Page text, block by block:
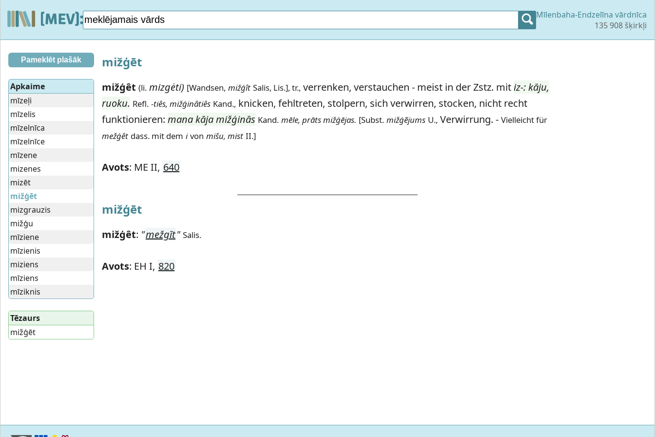
Mīlenbaha-Endzelīna vārdnīca
135 908 šķirkļi
mižģēt
mižģêt (li. mizgėti) [Wandsen, mižģît Salis, Lis.], tr., verrenken, verstauchen - meist in der Zstz. mitiz-: kāju,
ruoku. Refl. -tiês, mižģinâtiês Kand., knicken, fehltreten, stolpern, sich verwirren, stocken, nicht recht
funktionieren: mana kāja mižģinās Kand. mēle, prāts mižģējas. [Subst. mižģẽjums U., Verwirrung. - Vielleicht für
mežģêt dass. mit dem i von mišu, mist II.]
Avots: ME II, 640
mižģēt
mižģêt: "mežgīt" Salis.
Avots: EH I, 820
Pameklēt plašāk
Apkaime
mīzeļi
mīzelis
mīzelnīca
mīzelnīce
mīzene
mizenes
mizēt
mižģēt
mizgrauzis
mižģu
mīziene
mīzienis
miziens
mīziens
mīziknis
Tēzaurs
mižģēt